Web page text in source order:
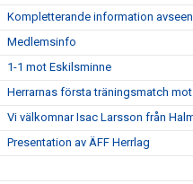
Kompletterande information
Medlemsinfo
1-1 mot Eskilsminne
Herrarnas första träningsmatch
Vi välkomnar Isac Larsson från
Presentation av ÄFF Herrlag